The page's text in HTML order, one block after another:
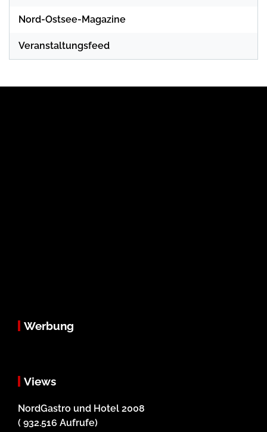
Nord-Ostsee-Magazine
Veranstaltungsfeed
Werbung
Views
NordGastro und Hotel 2008
( 932.516 Aufrufe)